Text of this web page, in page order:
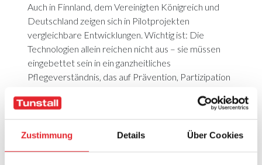
Zustimmung Details Über Cookies
Auch in Finnland, dem Vereinigten Königreich und
Deutschland zeigen sich in Pilotprojekten
vergleichbare Entwicklungen. Wichtig ist: Die
Technologien allein reichen nicht aus – sie müssen
eingebettet sein in ein ganzheitliches
Pflegeverständnis, das auf Prävention, Partizipation
Der Bericht beleuchtet dabei nicht nur technische
Voraussetzungen: